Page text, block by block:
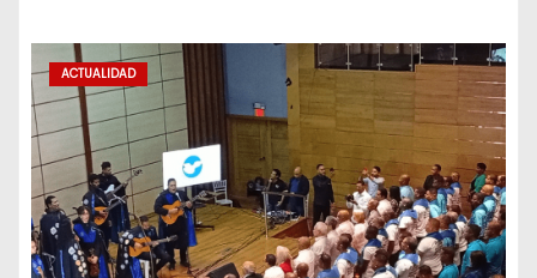
ACTUALIDAD